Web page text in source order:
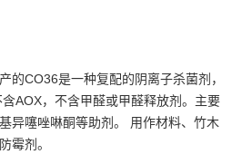
的CO36是一种复配的阴离子杀菌剂，
AOX，不含甲醛或甲醛释放剂。主要
异噻唑啉酮等助剂。 用作材料、竹木
霉剂。